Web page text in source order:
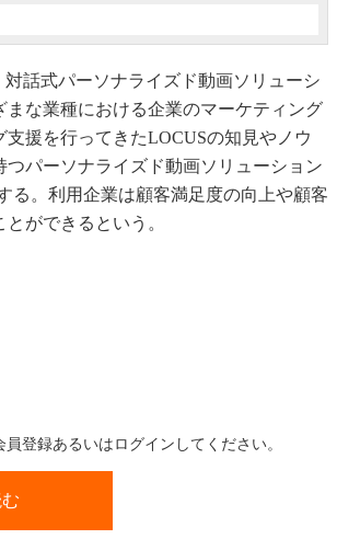
話式パーソナライズド動画ソリューシ
な業種における企業のマーケティング
援を行ってきたLOCUSの知見やノウ
パーソナライズド動画ソリューション
る。利用企業は顧客満足度の向上や顧客
ができるという。
登録あるいはログインしてください。